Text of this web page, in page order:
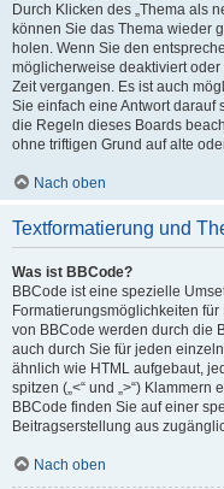
Durch Klicken des „Thema als
können Sie das Thema wieder
holen. Wenn Sie den
möglicherweise deaktiviert
Zeit vergangen. Es ist auch
Sie einfach eine Antwort darauf
die Regeln dieses Boards
ohne triftigen Grund auf alte
Nach oben
Textformatierung und
Was ist BBCode?
BBCode ist eine spezielle
Formatierungsmöglichkeiten
von BBCode werden durch die
auch durch Sie für jeden
ähnlich wie HTML aufgebaut,
spitzen („<“ und „>“)
BBCode finden Sie auf einer
Beitragserstellung aus
Nach oben